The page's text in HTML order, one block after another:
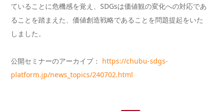
ていることに危機感を覚え、SDGsは価値観の変化への対応であ
ることを踏まえた、価値創造戦略であることを問題提起をいた
しました。
公開セミナーのアーカイブ： https://chubu-sdgs-
platform.jp/news_topics/240702.html